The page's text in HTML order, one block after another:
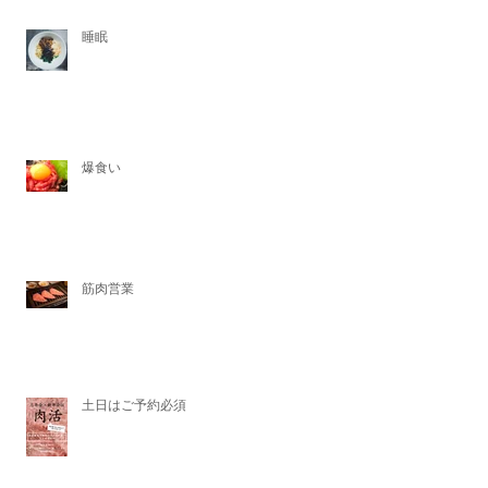
睡眠
爆食い
筋肉営業
土日はご予約必須